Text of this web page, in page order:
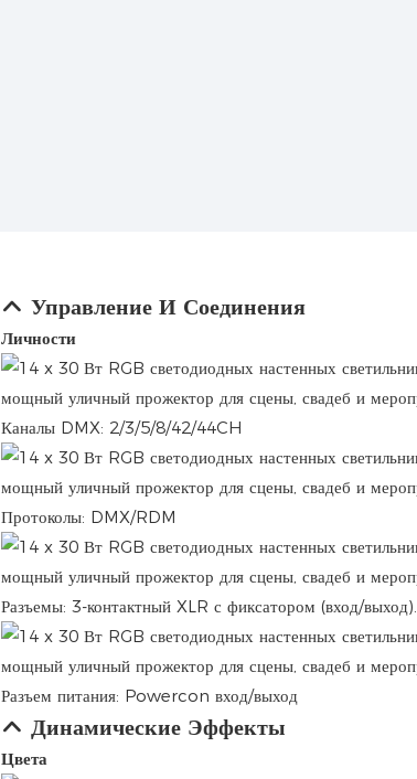
Управление И Соединения
Личности
Каналы DMX: 2/3/5/8/42/44CH
Протоколы: DMX/RDM
Разъемы: 3-контактный XLR с фиксатором (вход/выход).
Разъем питания: Powercon вход/выход
Динамические Эффекты
Цвета